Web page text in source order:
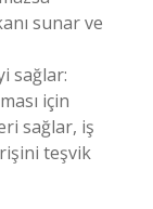
sunar ve
sağlar:
için
sağlar, iş
teşvik